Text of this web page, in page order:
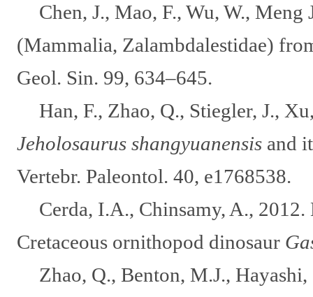
Chen, J., Mao, F., Wu, W.,
(Mammalia, Zalambdalestidae)
Geol. Sin. 99, 634–645.
Han, F., Zhao, Q., Stiegler, J.,
Jeholosaurus shangyuanensis and
Vertebr. Paleontol. 40, e1768538.
Cerda, I.A., Chinsamy, A.,
Cretaceous ornithopod dinosaur
Zhao, Q., Benton, M.J.,